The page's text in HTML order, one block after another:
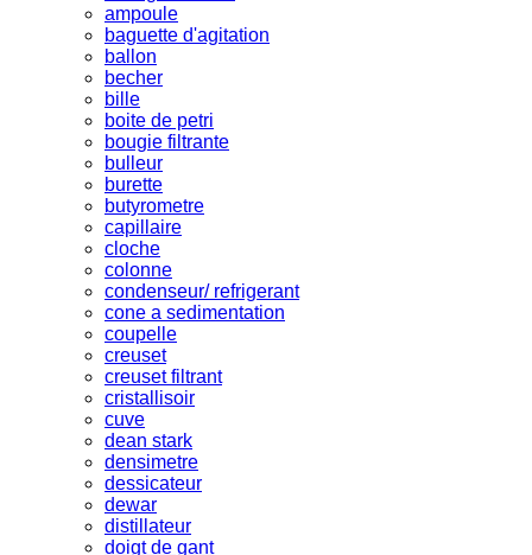
ampoule
baguette d'agitation
ballon
becher
bille
boite de petri
bougie filtrante
bulleur
burette
butyrometre
capillaire
cloche
colonne
condenseur/ refrigerant
cone a sedimentation
coupelle
creuset
creuset filtrant
cristallisoir
cuve
dean stark
densimetre
dessicateur
dewar
distillateur
doigt de gant